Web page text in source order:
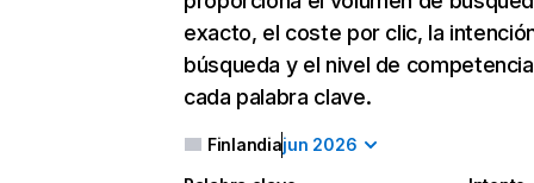
exacto, el coste por clic, la
búsqueda y el nivel de
cada palabra clave.
Finlandiajun 2026